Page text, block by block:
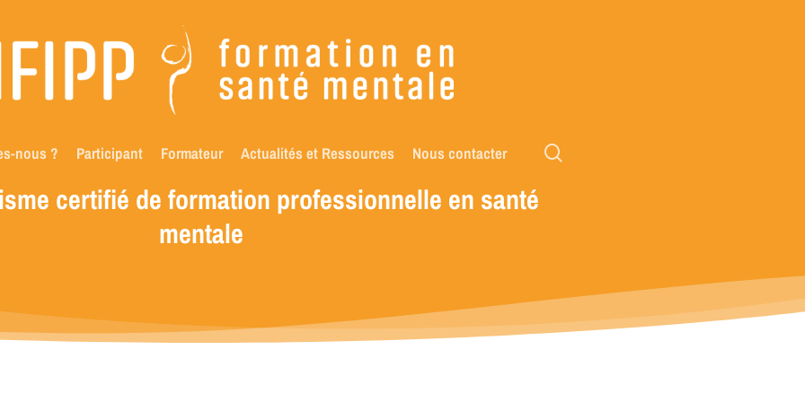
nous ? Participant Formateur Actualités et Ressources Nous contacter
certifié de formation professionnelle en santé
mentale